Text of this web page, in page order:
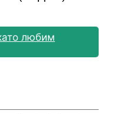
любим